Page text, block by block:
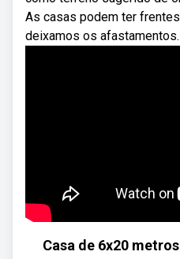
As casas podem ter
deixamos os afastamentos.
Casa de 6x20